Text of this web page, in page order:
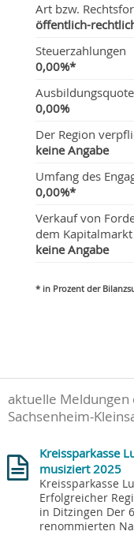
Art bzw.
öffentlich-
Steuerzahlungen
0,00%*
Ausbildungsquote
0,00%
Der Region
keine Angabe
Umfang des
0,00%*
Verkauf von
dem Kapitalmarkt
keine Angabe
* in Prozent der
aktuelle Meldungen
Sachsenheim-
Kreissparkasse
musiziert 2025
Kreissparkasse
Erfolgreicher
in Ditzingen Der
renommierten